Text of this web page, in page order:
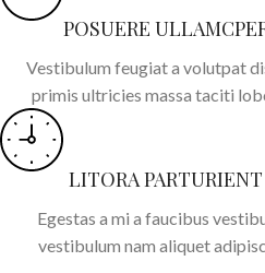
POSUERE
Vestibulum feugiat a volutpat
primis ultricies massa taciti
LITORA PARTURIENT
Egestas a mi a faucibus
vestibulum nam aliquet